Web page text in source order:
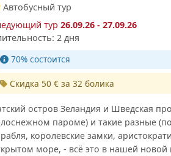
Автобусный тур
тур26.09.26 - 27.09.26
2 дня
70% cостоится
Скидка 50 € за 32 болика
остров Зеландия и Шведская
пароме) и такие разные
королевские замки,
море, - всё это в нашей новой